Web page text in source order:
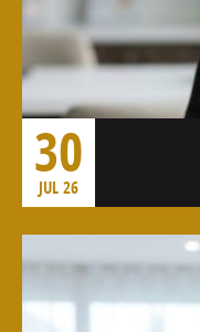
30
JUL 26